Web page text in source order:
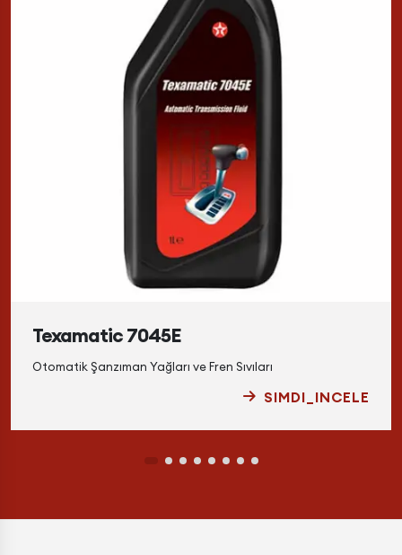
Texamatic 7045E
Otomatik Şanzıman Yağları ve Fren Sıvıları
SIMDI_INCELE